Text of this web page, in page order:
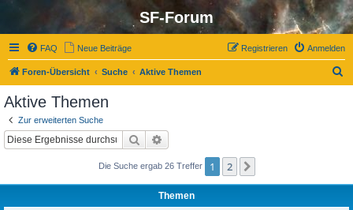
SF-Forum
FAQ Neue Beiträge Anmelden
Registrieren
Foren-Übersicht Suche Aktive Themen
Aktive Themen
Zur erweiterten Suche
Suche
Die Suche ergab 26 Treffer 1 2
Themen